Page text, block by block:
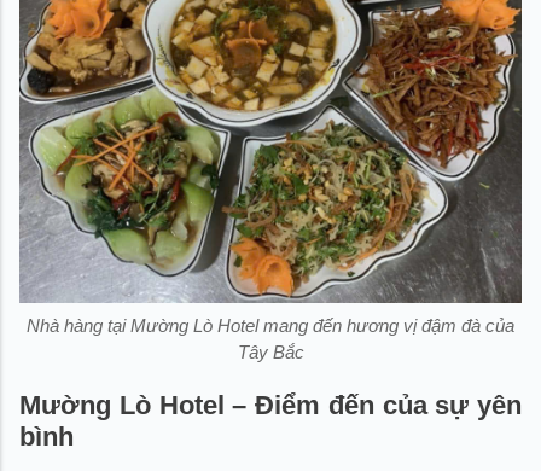
Nhà hàng tại Mường Lò Hotel mang đến hương vị đậm đà của
Tây Bắc
Mường Lò Hotel – Điểm đến của sự yên
bình